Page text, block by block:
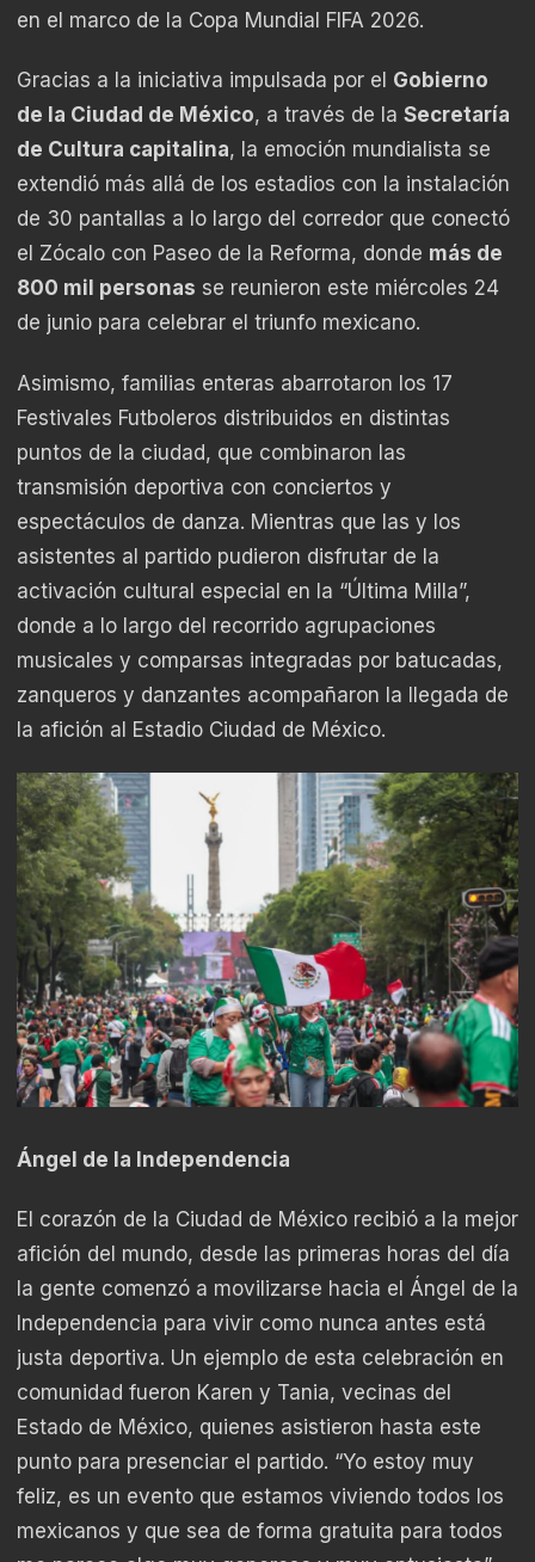
en el marco de la Copa Mundial FIFA 2026.
Gracias a la iniciativa impulsada por el Gobierno
de la Ciudad de México, a través de la Secretaría
de Cultura capitalina, la emoción mundialista se
extendió más allá de los estadios con la instalación
de 30 pantallas a lo largo del corredor que conectó
el Zócalo con Paseo de la Reforma, donde más de
800 mil personas se reunieron este miércoles 24
de junio para celebrar el triunfo mexicano.
Asimismo, familias enteras abarrotaron los 17
Festivales Futboleros distribuidos en distintas
puntos de la ciudad, que combinaron las
transmisión deportiva con conciertos y
espectáculos de danza. Mientras que las y los
asistentes al partido pudieron disfrutar de la
activación cultural especial en la “Última Milla”,
donde a lo largo del recorrido agrupaciones
musicales y comparsas integradas por batucadas,
zanqueros y danzantes acompañaron la llegada de
la afición al Estadio Ciudad de México.
Ángel de la Independencia
El corazón de la Ciudad de México recibió a la mejor
afición del mundo, desde las primeras horas del día
la gente comenzó a movilizarse hacia el Ángel de la
Independencia para vivir como nunca antes está
justa deportiva. Un ejemplo de esta celebración en
comunidad fueron Karen y Tania, vecinas del
Estado de México, quienes asistieron hasta este
punto para presenciar el partido. “Yo estoy muy
feliz, es un evento que estamos viviendo todos los
mexicanos y que sea de forma gratuita para todos